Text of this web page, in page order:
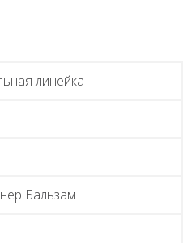
линейка
Бальзам